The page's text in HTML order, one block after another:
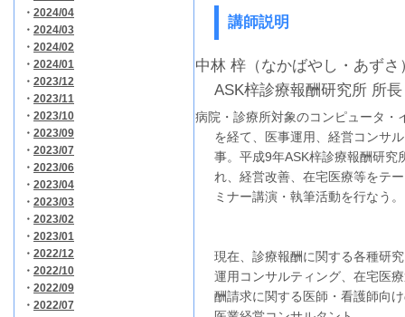
・ 2024/04
・ 2024/03
・ 2024/02
・ 2024/01
・ 2023/12
・ 2023/11
・ 2023/10
・ 2023/09
・ 2023/07
・ 2023/06
・ 2023/04
・ 2023/03
・ 2023/02
・ 2023/01
・ 2022/12
・ 2022/10
・ 2022/09
・ 2022/07
講師説明
中林 梓（なかばやし・あず
ASK梓診療報酬研究所 所長
病院・診療所対象のコンピュータ・
を経て、医事運用、経営コンサ
事。平成9年ASK梓診療報酬研究
れ、経営改善、在宅医療等をテ
ミナー講演・執筆活動を行なう。
現在、診療報酬に関する各種研
運用コンサルティング、在宅医
酬請求に関する医師・看護師向